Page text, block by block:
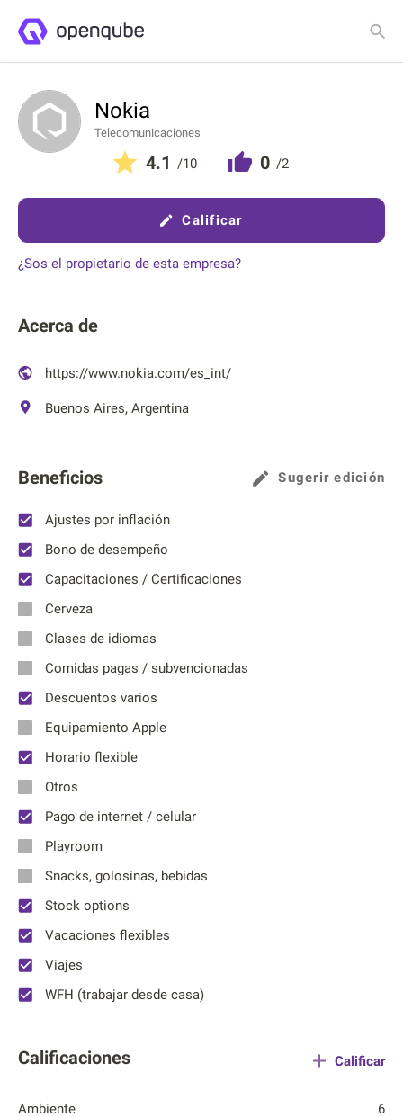
Detalles Clasificaciones
Nokia
Telecomunicaciones
4.1 /10 0 /2
Calificar
¿Sos el propietario de esta empresa?
Acerca de
https://www.nokia.com/es_int/
Buenos Aires, Argentina
Beneficios Sugerir edición
Ajustes por inflación
Bono de desempeño
Capacitaciones / Certificaciones
Cerveza
Clases de idiomas
Comidas pagas / subvencionadas
Descuentos varios
Equipamiento Apple
Horario flexible
Otros
Pago de internet / celular
Playroom
Snacks, golosinas, bebidas
Stock options
Vacaciones flexibles
Viajes
WFH (trabajar desde casa)
Calificaciones Calificar
Ambiente 6